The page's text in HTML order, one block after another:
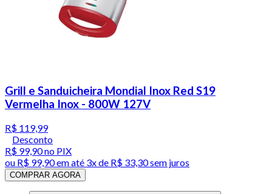
Grill e Sanduicheira Mondial Inox Red S19
Vermelha Inox - 800W 127V
R$ 119,99
Desconto
R$ 99,90no PIX
ou R$ 99,90em até 3x de R$ 33,30 sem juros
COMPRAR AGORA